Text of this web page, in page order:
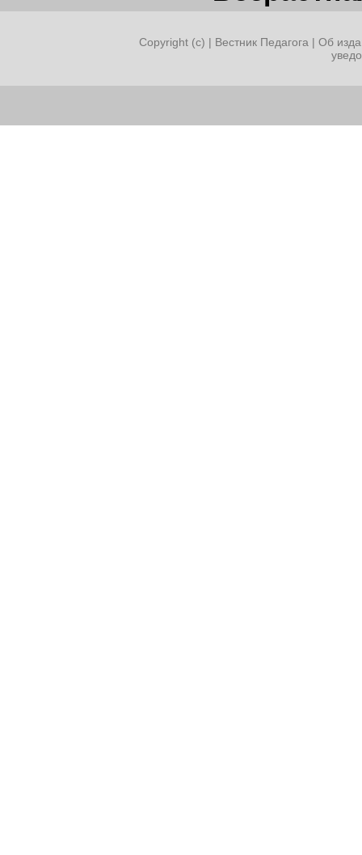
Copyright (c) | Вестник Педагога | Об